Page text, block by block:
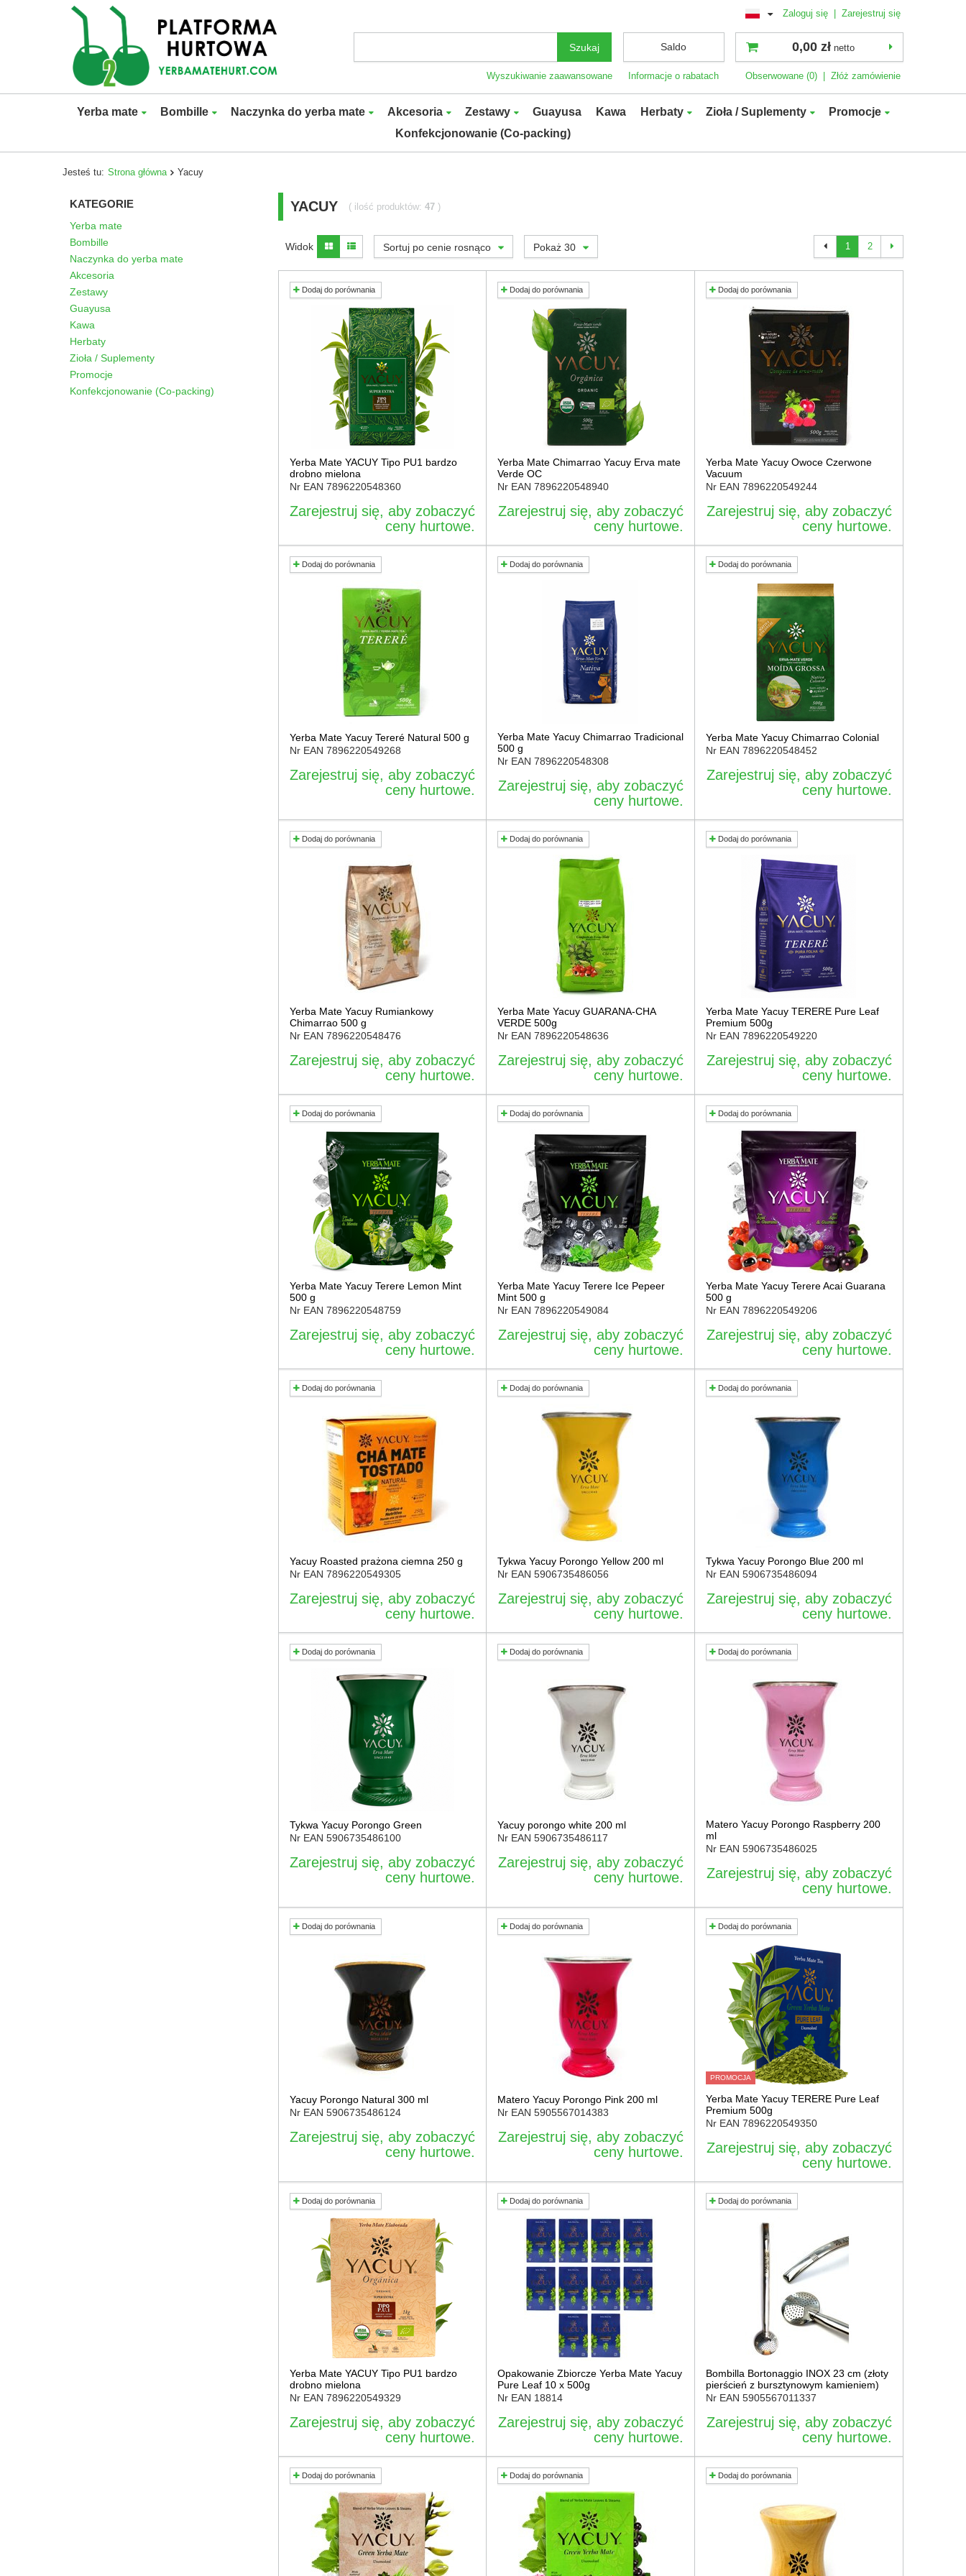
Zaloguj się | Zarejestruj się
Szukaj
Wyszukiwanie zaawansowane
Saldo
Informacje o rabatach
0,00 zł netto
Obserwowane (0) Złóż zamówienie
Yerba mate Bombille Naczynka do yerba mate Akcesoria Zestawy Guayusa Kawa Herbaty Zioła / Suplementy
Promocje
Konfekcjonowanie (Co-packing)
Jesteś tu: Strona główna Yacuy
KATEGORIE
Yerba mate
Bombille
Naczynka do yerba mate
Akcesoria
Zestawy
Guayusa
Kawa
Herbaty
Zioła / Suplementy
Promocje
Konfekcjonowanie (Co-packing)
YACUY ( ilość produktów: 47 )
Widok Sortuj po cenie rosnąco Pokaż 30 1 2
Dodaj do porównania
Yerba Mate YACUY Tipo PU1 bardzo
drobno mielona
Nr EAN 7896220548360
Zarejestruj się, aby zobaczyć
ceny hurtowe.
Dodaj do porównania
Yerba Mate Chimarrao Yacuy Erva mate
Verde OC
Nr EAN 7896220548940
Zarejestruj się, aby zobaczyć
ceny hurtowe.
Dodaj do porównania
Yerba Mate Yacuy Owoce Czerwone
Vacuum
Nr EAN 7896220549244
Zarejestruj się, aby zobaczyć
ceny hurtowe.
Dodaj do porównania
Yerba Mate Yacuy Tereré Natural 500 g
Nr EAN 7896220549268
Zarejestruj się, aby zobaczyć
ceny hurtowe.
Dodaj do porównania
Yerba Mate Yacuy Chimarrao Tradicional
500 g
Nr EAN 7896220548308
Zarejestruj się, aby zobaczyć
ceny hurtowe.
Dodaj do porównania
Yerba Mate Yacuy Chimarrao Colonial
Nr EAN 7896220548452
Zarejestruj się, aby zobaczyć
ceny hurtowe.
Dodaj do porównania
Yerba Mate Yacuy Rumiankowy
Chimarrao 500 g
Nr EAN 7896220548476
Zarejestruj się, aby zobaczyć
ceny hurtowe.
Dodaj do porównania
Yerba Mate Yacuy GUARANA-CHA
VERDE 500g
Nr EAN 7896220548636
Zarejestruj się, aby zobaczyć
ceny hurtowe.
Dodaj do porównania
Yerba Mate Yacuy TERERE Pure Leaf
Premium 500g
Nr EAN 7896220549220
Zarejestruj się, aby zobaczyć
ceny hurtowe.
Dodaj do porównania
Yerba Mate Yacuy Terere Lemon Mint
500 g
Nr EAN 7896220548759
Zarejestruj się, aby zobaczyć
ceny hurtowe.
Dodaj do porównania
Yerba Mate Yacuy Terere Ice Pepeer
Mint 500 g
Nr EAN 7896220549084
Zarejestruj się, aby zobaczyć
ceny hurtowe.
Dodaj do porównania
Yerba Mate Yacuy Terere Acai Guarana
500 g
Nr EAN 7896220549206
Zarejestruj się, aby zobaczyć
ceny hurtowe.
Dodaj do porównania
Yacuy Roasted prażona ciemna 250 g
Nr EAN 7896220549305
Zarejestruj się, aby zobaczyć
ceny hurtowe.
Dodaj do porównania
Tykwa Yacuy Porongo Yellow 200 ml
Nr EAN 5906735486056
Zarejestruj się, aby zobaczyć
ceny hurtowe.
Dodaj do porównania
Tykwa Yacuy Porongo Blue 200 ml
Nr EAN 5906735486094
Zarejestruj się, aby zobaczyć
ceny hurtowe.
Dodaj do porównania
Tykwa Yacuy Porongo Green
Nr EAN 5906735486100
Zarejestruj się, aby zobaczyć
ceny hurtowe.
Dodaj do porównania
Yacuy porongo white 200 ml
Nr EAN 5906735486117
Zarejestruj się, aby zobaczyć
ceny hurtowe.
Dodaj do porównania
Matero Yacuy Porongo Raspberry 200
ml
Nr EAN 5906735486025
Zarejestruj się, aby zobaczyć
ceny hurtowe.
Dodaj do porównania
Yacuy Porongo Natural 300 ml
Nr EAN 5906735486124
Zarejestruj się, aby zobaczyć
ceny hurtowe.
Dodaj do porównania
Matero Yacuy Porongo Pink 200 ml
Nr EAN 5905567014383
Zarejestruj się, aby zobaczyć
ceny hurtowe.
Dodaj do porównania
PROMOCJA
Yerba Mate Yacuy TERERE Pure Leaf
Premium 500g
Nr EAN 7896220549350
Zarejestruj się, aby zobaczyć
ceny hurtowe.
Dodaj do porównania
Yerba Mate YACUY Tipo PU1 bardzo
drobno mielona
Nr EAN 7896220549329
Zarejestruj się, aby zobaczyć
ceny hurtowe.
Dodaj do porównania
Opakowanie Zbiorcze Yerba Mate Yacuy
Pure Leaf 10 x 500g
Nr EAN 18814
Zarejestruj się, aby zobaczyć
ceny hurtowe.
Dodaj do porównania
Bombilla Bortonaggio INOX 23 cm (złoty
pierścień z bursztynowym kamieniem)
Nr EAN 5905567011337
Zarejestruj się, aby zobaczyć
ceny hurtowe.
Dodaj do porównania Dodaj do porównania Dodaj do porównania